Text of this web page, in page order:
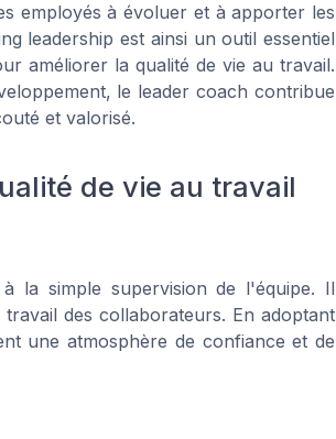
employés à évoluer et à apporter les
leadership est ainsi un outil essentiel
améliorer la qualité de vie au travail.
le leader coach contribue
et valorisé.
de vie au travail
la simple supervision de l'équipe. Il
des collaborateurs. En adoptant
une atmosphère de confiance et de